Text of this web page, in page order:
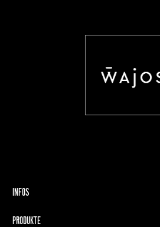
INFOS
PRODUKTE